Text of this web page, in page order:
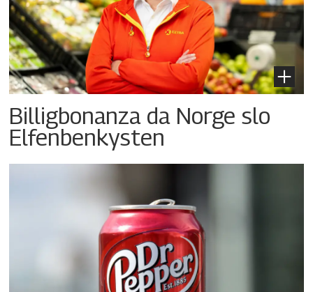
Billigbonanza da Norge slo
Elfenbenkysten